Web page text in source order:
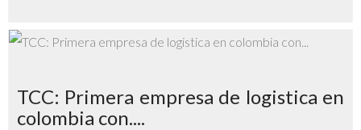
TCC: Primera empresa de logistica en
colombia con....